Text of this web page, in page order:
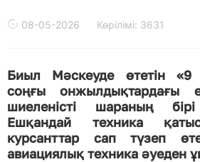
08-05-2026 Көрілімі: 3631
Биыл Мәскеуде өтетін
соңғы онжылдықтардағы
шиеленісті шараның
Ешқандай техника
курсанттар сап түзеп
авиациялық техника әуеден